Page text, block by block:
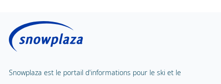
Snowplaza est le portail d'informations pour le ski et le